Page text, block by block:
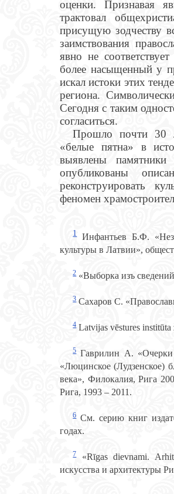
оценки. Признавая
трактовал
присущую зодчеству
заимствования
явно не
более насыщенный у
искал истоки этих
региона.
Сегодня с таким
согласиться.
Прошло почти 30
«белые пятна» в
выявлены памятники
опубликованы
реконструировать
феномен
1Инфантьев Б.Ф.
культуры в Латвии»,
2«Выборка изъ
3Сахаров С.
4Latvijas vēstures
5Гаврилин А. «Очерки
«Люцинское (Лудзенское)
века», Филокалия, Рига
Рига, 1993 – 2011.
6Cм. серию книг
годах.
7«Rīgas dievnami.
искусства и архитектуры